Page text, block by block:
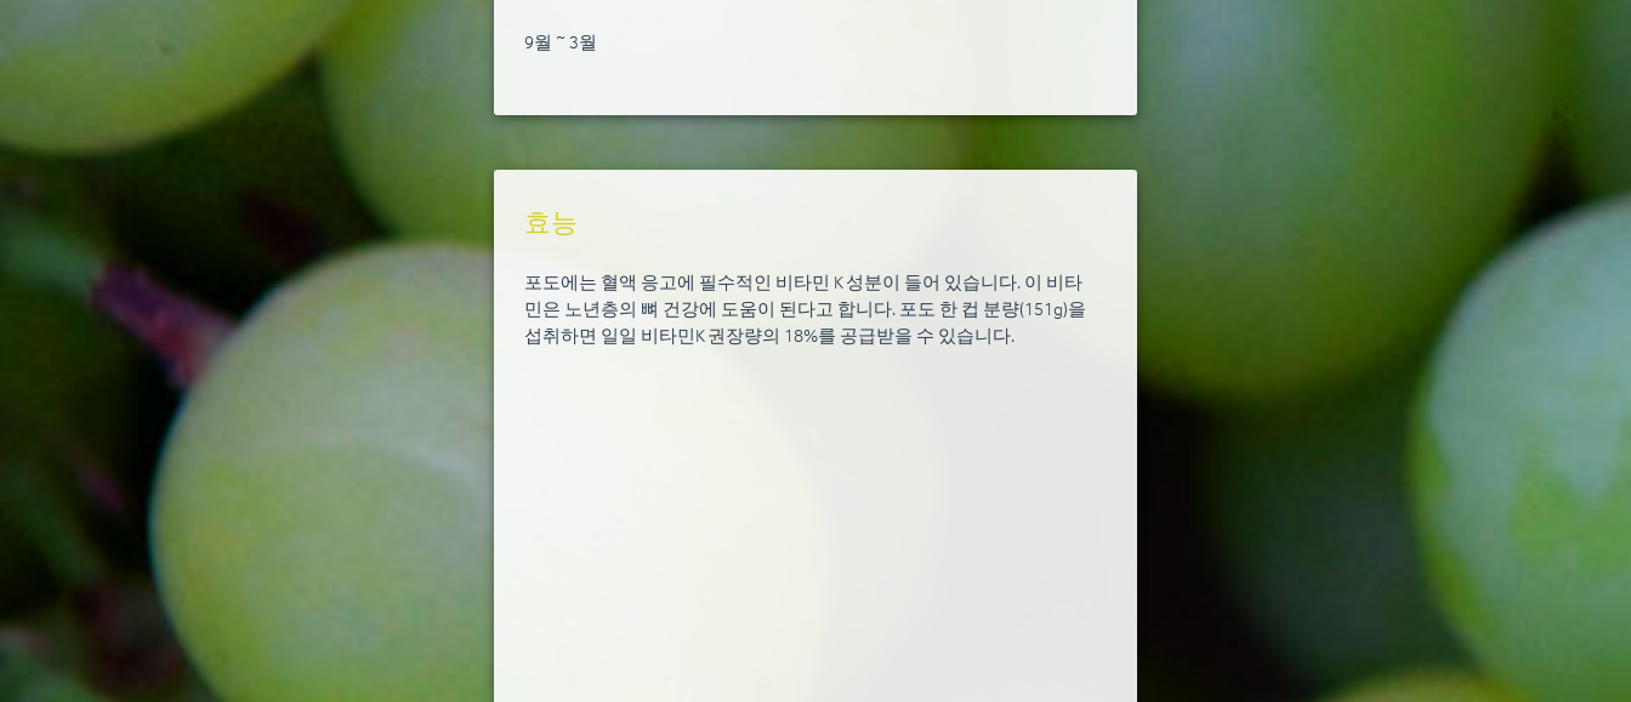
9월 ~ 3월
효능
포도에는 혈액 응고에 필수적인 비타민 K 성분이 들어 있습니다. 이 비타
민은 노년층의 뼈 건강에 도움이 된다고 합니다. 포도 한 컵 분량(151g)을
섭취하면 일일 비타민K 권장량의 18%를 공급받을 수 있습니다.